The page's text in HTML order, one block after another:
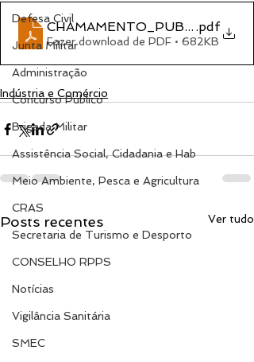
Defesa Civil
Junta Militar
Administração
Concurso Público
Brigada Militar
Assistência Social, Cidadania e Hab
Meio Ambiente, Pesca e Agricultura
CRAS
Secretaria de Turismo e Desporto
CONSELHO RPPS
Notícias
Vigilância Sanitária
SMEC
.pdf
Fazer download de PDF • 682KB
Indústria e Comércio
Posts recentes Ver tudo